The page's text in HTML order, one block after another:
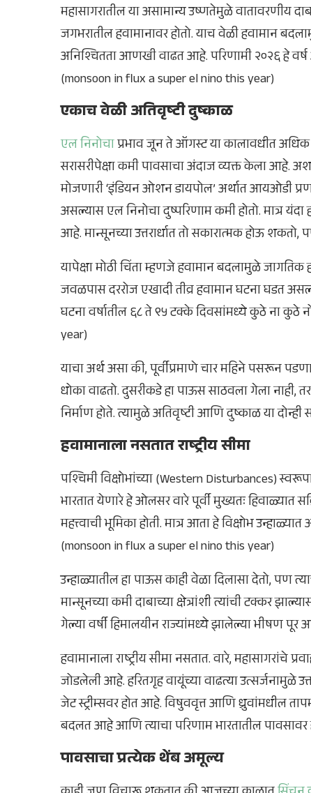
महासागरातील या असामान्य उष्णतेमुळे वातावरणीय
जगभरातील हवामानावर होतो. याच वेळी हवामान
अनिश्चितता आणखी वाढत आहे. परिणामी २०२६ हे
(monsoon in flux a super el nino this year)
एकाच वेळी अतिवृष्टी दुष्काळ
एल निनोचाप्रभाव जून ते ऑगस्ट या कालावधीत अधिक
सरासरीपेक्षा कमी पावसाचा अंदाज व्यक्त केला आहे.
मोजणारी ‘इंडियन ओशन डायपोल’ अर्थात आयओडी
असल्यास एल निनोचा दुष्परिणाम कमी होतो. मात्र
आहे. मान्सूनच्या उत्तरार्धात तो सकारात्मक होऊ
यापेक्षा मोठी चिंता म्हणजे हवामान बदलामुळे जागतिक
जवळपास दररोज एखादी तीव्र हवामान घटना घडत
घटना वर्षातील ६८ ते ९५ टक्के दिवसांमध्ये कुठे ना कुठे
year)
याचा अर्थ असा की, पूर्वीप्रमाणे चार महिने पसरून
धोका वाढतो. दुसरीकडे हा पाऊस साठवला गेला
निर्माण होते. त्यामुळे अतिवृष्टी आणि दुष्काळ या दोन्ही
हवामानाला नसतात राष्ट्रीय सीमा
पश्चिमी विक्षोभांच्या (Western Disturbances)
भारतात येणारे हे ओलसर वारे पूर्वी मुख्यतः हिवाळ्यात
महत्त्वाची भूमिका होती. मात्र आता हे विक्षोभ
(monsoon in flux a super el nino this year)
उन्हाळ्यातील हा पाऊस काही वेळा दिलासा देतो, पण
मान्सूनच्या कमी दाबाच्या क्षेत्रांशी त्यांची टक्कर
गेल्या वर्षी हिमालयीन राज्यांमध्ये झालेल्या भीषण पूर
हवामानाला राष्ट्रीय सीमा नसतात. वारे,
जोडलेली आहे. हरितगृह वायूंच्या वाढत्या उत्सर्जनामुळे
जेट स्ट्रीम्सवर होत आहे. विषुववृत्त आणि ध्रुवांमधील
बदलत आहे आणि त्याचा परिणाम भारतातील
पावसाचा प्रत्येक थेंब अमूल्य